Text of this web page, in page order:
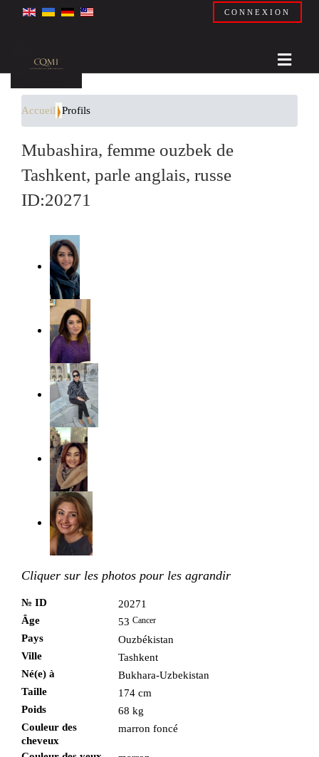
CONNEXION
Accueil Profils
Mubashira, femme ouzbek de
Tashkent, parle anglais, russe
ID:20271
Cliquer sur les photos pour les agrandir
№ ID
20271
Âge
53 Cancer
Pays
Ouzbékistan
Ville
Tashkent
Né(e) à
Bukhara-Uzbekistan
Taille
174 cm
Poids
68 kg
Couleur des
cheveux
marron foncé